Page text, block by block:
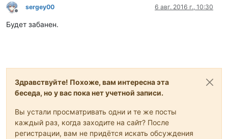
Не в сети
sergey00 6 авг. 2016 г., 10:30
Будет забанен.
Здравствуйте! Похоже, вам интересна эта
беседа, но у вас пока нет учетной записи.
Вы устали просматривать одни и те же посты
каждый раз, когда заходите на сайт? После
регистрации, вам не придётся искать обсуждения